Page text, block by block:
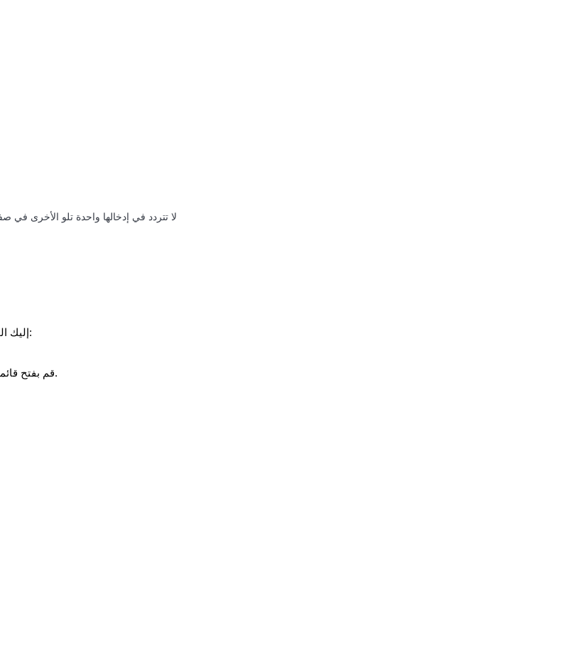
لا تتردد في إدخالها واحدة تلو الأخرى في
إليك الخطوات البسيطة لاسترداد كود باقة بينانس الحمراء اليومية بتاريخ 14 مايو 2026:
قم بفتح قائمة العروض الترويجية أو قائمة الحزمة الحمراء في تطبيق أو موقع بينانس.